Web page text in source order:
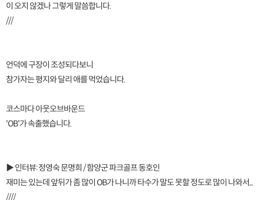
이 오지 않겠나 그렇게 말씀합니다.
///
언덕에 구장이 조성되다보니
참가자는 평지와 달리 애를 먹었습니다.
코스마다 아웃오브바운드
'OB'가 속출했습니다.
▶ 인터뷰: 정영숙 문명희 / 함양군 파크골프 동호인
재미는 있는데 앞뒤가 좀 많이 OB가 나니까 타수가 말도 못할 정도로 많이 나와서...
////